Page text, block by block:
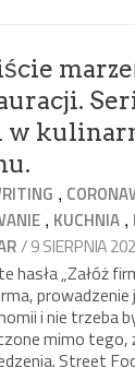
w
,
, KUCHNIA ,
/ 9 SIERPNIA
hasła „Załóż
i nie trzeba
mimo tego,
Street